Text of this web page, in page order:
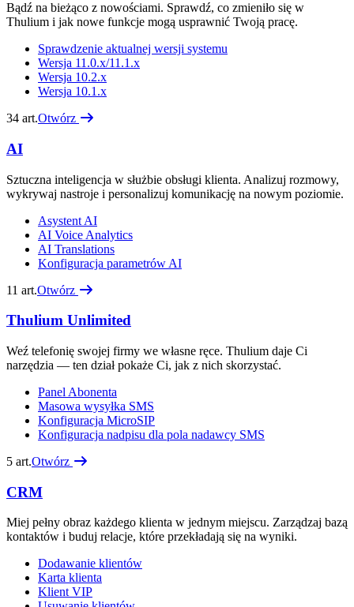
Bądź na bieżąco z nowościami. Sprawdź, co zmieniło się w
Thulium i jak nowe funkcje mogą usprawnić Twoją pracę.
Sprawdzenie aktualnej wersji systemu
Wersja 11.0.x/11.1.x
Wersja 10.2.x
Wersja 10.1.x
34 art.Otwórz
AI
Sztuczna inteligencja w służbie obsługi klienta. Analizuj rozmowy,
wykrywaj nastroje i personalizuj komunikację na nowym poziomie.
Asystent AI
AI Voice Analytics
AI Translations
Konfiguracja parametrów AI
11 art.Otwórz
Thulium Unlimited
Weź telefonię swojej firmy we własne ręce. Thulium daje Ci
narzędzia — ten dział pokaże Ci, jak z nich skorzystać.
Panel Abonenta
Masowa wysyłka SMS
Konfiguracja MicroSIP
Konfiguracja nadpisu dla pola nadawcy SMS
5 art.Otwórz
CRM
Miej pełny obraz każdego klienta w jednym miejscu. Zarządzaj bazą
kontaktów i buduj relacje, które przekładają się na wyniki.
Dodawanie klientów
Karta klienta
Klient VIP